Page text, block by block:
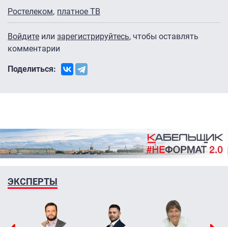
Ростелеком платное ТВ
Войдите или зарегистрируйтесь, чтобы оставлять
комментарии
Поделиться:
ЭКСПЕРТЫ